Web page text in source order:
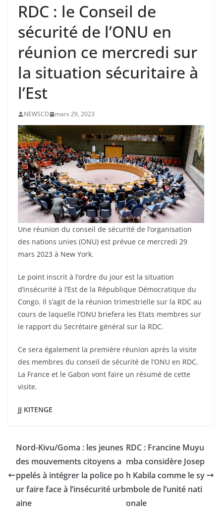
RDC : le Conseil de
sécurité de l’ONU en
réunion ce mercredi sur
la situation sécuritaire à
l’Est
NEWSCD mars 29, 2023
Une réunion du conseil de sécurité de l’organisation
des nations unies (ONU) est prévue ce mercredi 29
mars 2023 à New York.
Le point inscrit à l’ordre du jour est la situation
d’insécurité à l’Est de la République Démocratique du
Congo. Il s’agit de la réunion trimestrielle sur la RDC au
cours de laquelle l’ONU briefera les Etats membres sur
le rapport du Secrétaire général sur la RDC.
Ce sera également la première réunion après la visite
des membres du conseil de sécurité de l’ONU en RDC,
La France et le Gabon vont faire un résumé de cette
visite.
JJ KITENGE
Nord-Kivu/Goma : les jeunes
des mouvements citoyens a
ppelés à intégrer la police po
ur faire face à l’insécurité urb
aine
RDC : Francine Muyu
mba considère Josep
h Kabila comme le sy
mbole de l’unité nati
onale